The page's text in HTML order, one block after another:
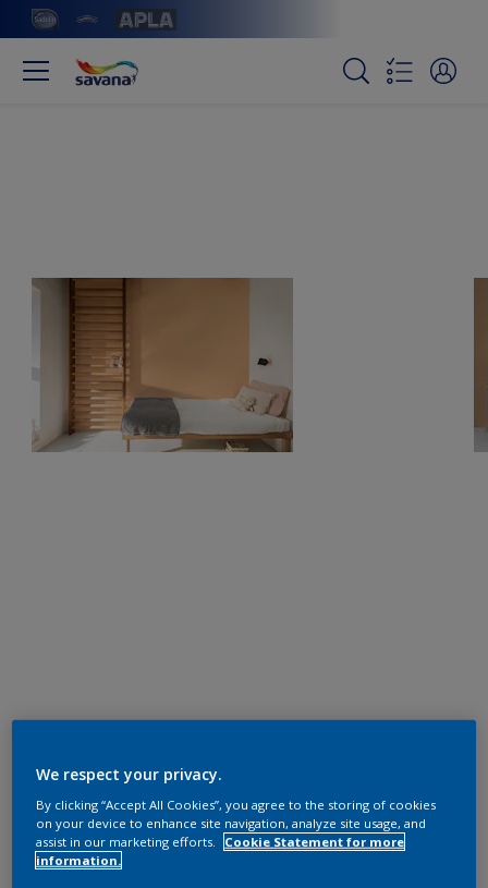
We respect your privacy.
By clicking “Accept All Cookies”, you agree to the storing of cookies
on your device to enhance site navigation, analyze site usage, and
assist in our marketing efforts.
Cookie Statement for more
information.